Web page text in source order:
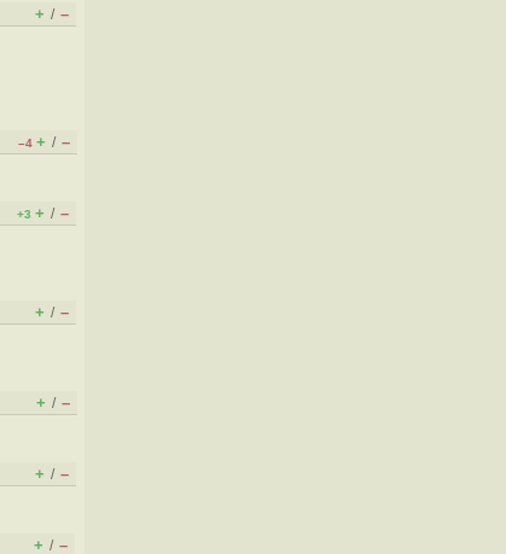
+ / –
–4 + / –
+3 + / –
+ / –
+ / –
+ / –
+ / –